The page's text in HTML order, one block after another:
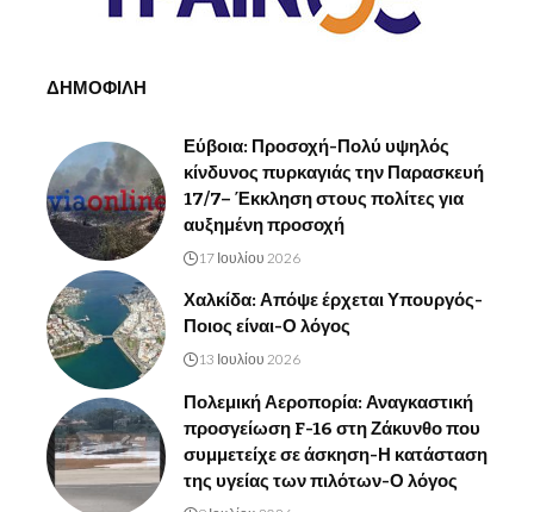
ΔΗΜΟΦΙΛΗ
Εύβοια: Προσοχή-Πολύ υψηλός
κίνδυνος πυρκαγιάς την Παρασκευή
17/7– Έκκληση στους πολίτες για
αυξημένη προσοχή
17 Ιουλίου 2026
Χαλκίδα: Απόψε έρχεται Υπουργός-
Ποιος είναι-Ο λόγος
13 Ιουλίου 2026
Πολεμική Αεροπορία: Αναγκαστική
προσγείωση F-16 στη Ζάκυνθο που
συμμετείχε σε άσκηση-Η κατάσταση
της υγείας των πιλότων-Ο λόγος